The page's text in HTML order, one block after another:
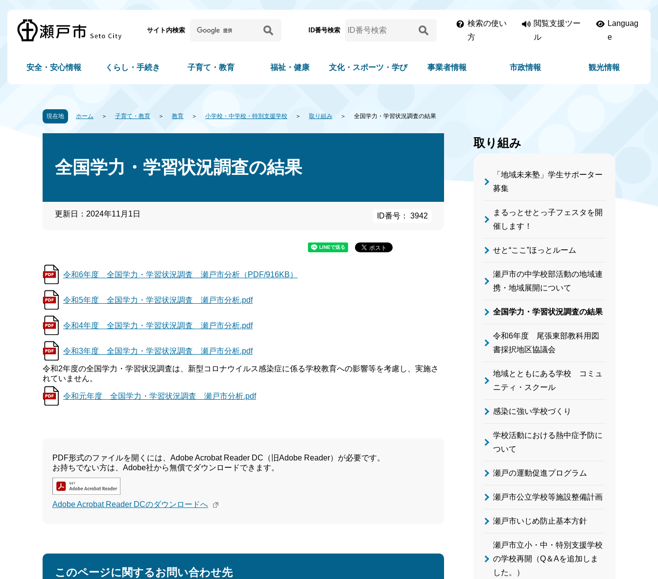
サイト内検索 ID番号検索
検索の使い
方
閲覧支援ツー
ル
Languag
e
安全・安心情報 くらし・手続き 子育て・教育 福祉・健康 文化・スポーツ・学び 事業者情報 市政情報 観光情報
現在地 ホーム 子育て・教育 教育 小学校・中学校・特別支援学校 取り組み 全国学力・学習状況調査の結果
全国学力・学習状況調査の結果
更新日：2024年11月1日 ID番号： 3942
令和6年度 全国学力・学習状況調査 瀬戸市分析（PDF/916KB）
令和5年度 全国学力・学習状況調査 瀬戸市分析.pdf
令和4年度 全国学力・学習状況調査 瀬戸市分析.pdf
令和3年度 全国学力・学習状況調査 瀬戸市分析.pdf
令和2年度の全国学力・学習状況調査は、新型コロナウイルス感染症に係る学校教育への影響等を考慮し、実施さ
れていません。
令和元年度 全国学力・学習状況調査 瀬戸市分析.pdf
PDF形式のファイルを開くには、Adobe Acrobat Reader DC（旧Adobe Reader）が必要です。
お持ちでない方は、Adobe社から無償でダウンロードできます。
Adobe Acrobat Reader DCのダウンロードへ
このページに関するお問い合わせ先
取り組み
「地域未来塾」学生サポーター
募集
まるっとせとっ子フェスタを開
催します！
せと“ここ”ほっとルーム
瀬戸市の中学校部活動の地域連
携・地域展開について
全国学力・学習状況調査の結果
令和6年度 尾張東部教科用図
書採択地区協議会
地域とともにある学校 コミュ
ニティ・スクール
感染に強い学校づくり
学校活動における熱中症予防に
ついて
瀬戸の運動促進プログラム
瀬戸市公立学校等施設整備計画
瀬戸市いじめ防止基本方針
瀬戸市立小・中・特別支援学校
の学校再開（Q＆Aを追加しま
した。）